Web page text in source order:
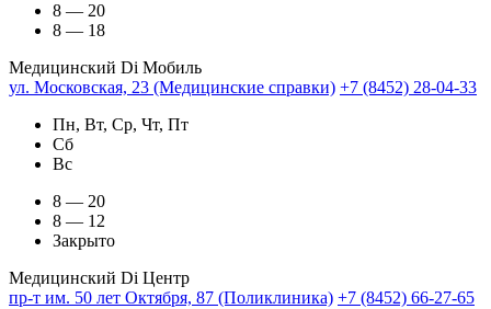
8 — 20
8 — 18
Медицинский Di Мобиль
ул. Московская, 23 (Медицинские справки) +7 (8452) 28-04-33
Пн, Вт, Ср, Чт, Пт
Сб
Вс
8 — 20
8 — 12
Закрыто
Медицинский Di Центр
пр-т им. 50 лет Октября, 87 (Поликлиника) +7 (8452) 66-27-65